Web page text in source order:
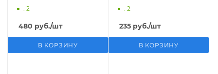
: 2
480 руб./шт
В КОРЗИНУ
: 2
235 руб./шт
В КОРЗИНУ